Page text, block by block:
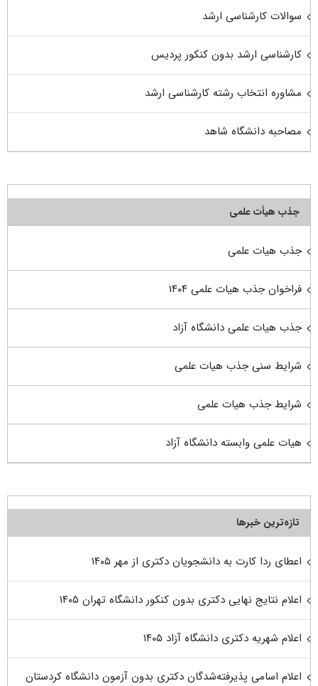
سوالات کارشناسی ارشد
کارشناسی ارشد بدون کنکور پردیس
مشاوره انتخاب رشته کارشناسی ارشد
مصاحبه دانشگاه شاهد
جذب هیأت علمی
جذب هیات علمی
فراخوان جذب هیات علمی ۱۴۰۴
جذب هیات علمی دانشگاه آزاد
شرایط سنی جذب هیات علمی
شرایط جذب هیات علمی
هیات علمی وابسته دانشگاه آزاد
تازه‌ترین خبرها
اعطای ردا کارت به دانشجویان دکتری از مهر ۱۴۰۵
اعلام نتایج نهایی دکتری بدون کنکور دانشگاه تهران ۱۴۰۵
اعلام شهریه دکتری دانشگاه آزاد ۱۴۰۵
اعلام اسامی پذیرفته‌شدگان دکتری بدون آزمون دانشگاه کردستان